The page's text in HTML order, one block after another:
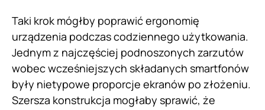
Taki krok mógłby poprawić ergonomię
urządzenia podczas codziennego użytkowania.
Jednym z najczęściej podnoszonych zarzutów
wobec wcześniejszych składanych smartfonów
były nietypowe proporcje ekranów po złożeniu.
Szersza konstrukcja mogłaby sprawić, że